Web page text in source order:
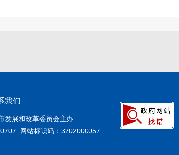
我们
发展和改革委员会主办
网站标识码：3202000057